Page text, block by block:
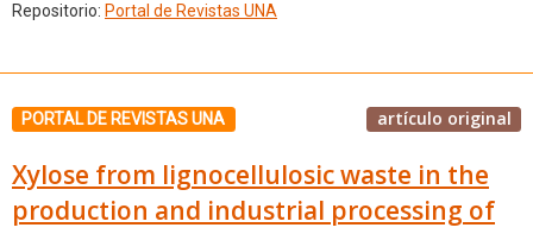
Repositorio: Portal de Revistas UNA
PORTAL DE REVISTAS UNA artículo original
Xylose from lignocellulosic waste in the
production and industrial processing of